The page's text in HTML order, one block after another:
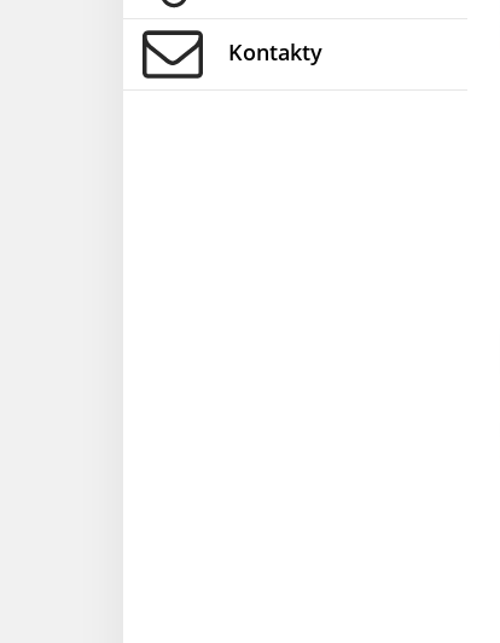
Kontakty